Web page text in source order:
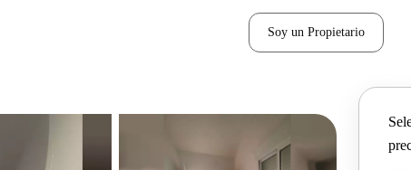
Soy un Propietario